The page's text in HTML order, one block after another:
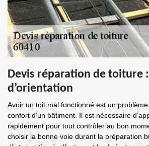
Devis réparation de toiture
d’orientation
Avoir un toit mal fonctionné est un
confort d’un bâtiment. Il est nécessaire
rapidement pour tout contrôler au bon
choisir la bonne voie durant la préparation